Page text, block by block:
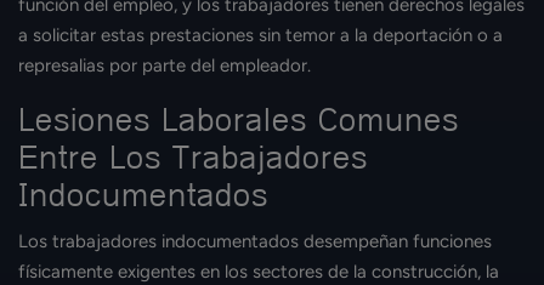
función del empleo, y los trabajadores tienen derechos legales
a solicitar estas prestaciones sin temor a la deportación o a
represalias por parte del empleador.
Lesiones Laborales Comunes
Entre Los Trabajadores
Indocumentados
Los trabajadores indocumentados desempeñan funciones
físicamente exigentes en los sectores de la construcción, la